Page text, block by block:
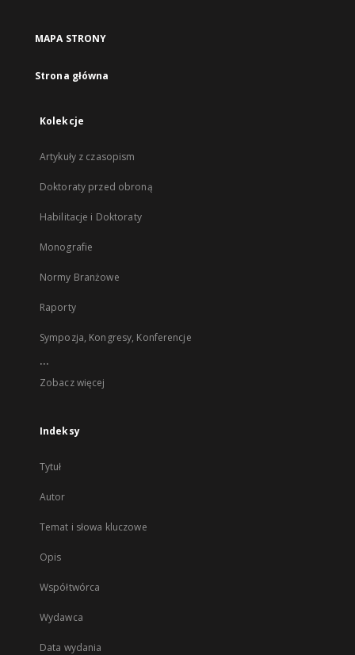
MAPA STRONY
Strona główna
Kolekcje
Artykuły z czasopism
Doktoraty przed obroną
Habilitacje i Doktoraty
Monografie
Normy Branżowe
Raporty
Sympozja, Kongresy, Konferencje
...
Zobacz więcej
Indeksy
Tytuł
Autor
Temat i słowa kluczowe
Opis
Współtwórca
Wydawca
Data wydania